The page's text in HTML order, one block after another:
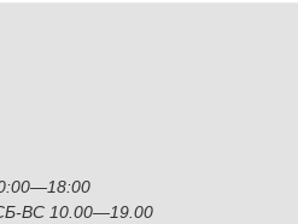
ВС 10.00—19.00